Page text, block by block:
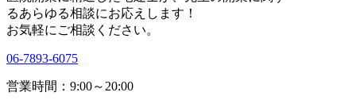
るあらゆる相談にお応えします！
お気軽にご相談ください。
06-7893-6075
営業時間：9:00～20:00